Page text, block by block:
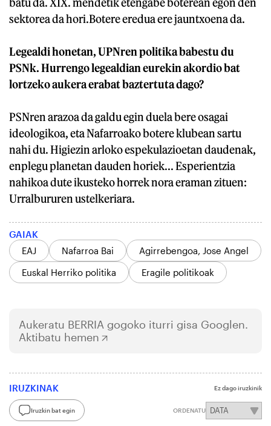
sektorea da hori.Botere eredua ere jauntxoena da.
Legealdi honetan, UPNren politika babestu du
PSNk. Hurrengo legealdian eurekin akordio bat
lortzeko aukera erabat baztertuta dago?
PSNren arazoa da galdu egin duela bere osagai
ideologikoa, eta Nafarroako botere klubean sartu
nahi du. Higiezin arloko espekulazioetan daudenak,
enplegu planetan dauden horiek... Esperientzia
nahikoa dute ikusteko horrek nora eraman zituen:
Urralbururen ustelkeriara.
GAIAK
EAJ
Nafarroa Bai
Agirrebengoa, Jose Angel
Euskal Herriko politika
Eragile politikoak
Aukeratu BERRIA gogoko iturri gisa Googlen.
Aktibatu hemen
IRUZKINAK Ez dago iruzkinik
Iruzkin bat egin ORDENATU